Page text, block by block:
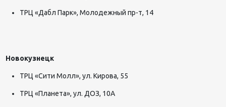
ТРЦ «Дабл Парк», Молодежный пр-т, 14
Новокузнецк
ТРЦ «Сити Молл», ул. Кирова, 55
ТРЦ «Планета», ул. ДОЗ, 10А